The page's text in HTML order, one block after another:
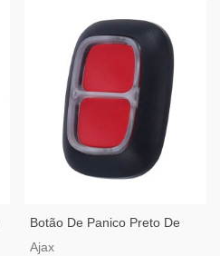
Botão De Panico Preto De
Duas Teclas Para Alarme Ajax
Ajax